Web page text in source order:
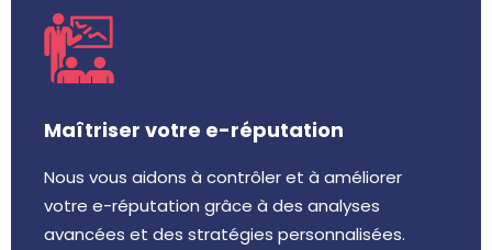
Maîtriser votre e-réputation
Nous vous aidons à contrôler et à améliorer
votre e-réputation grâce à des analyses
avancées et des stratégies personnalisées.